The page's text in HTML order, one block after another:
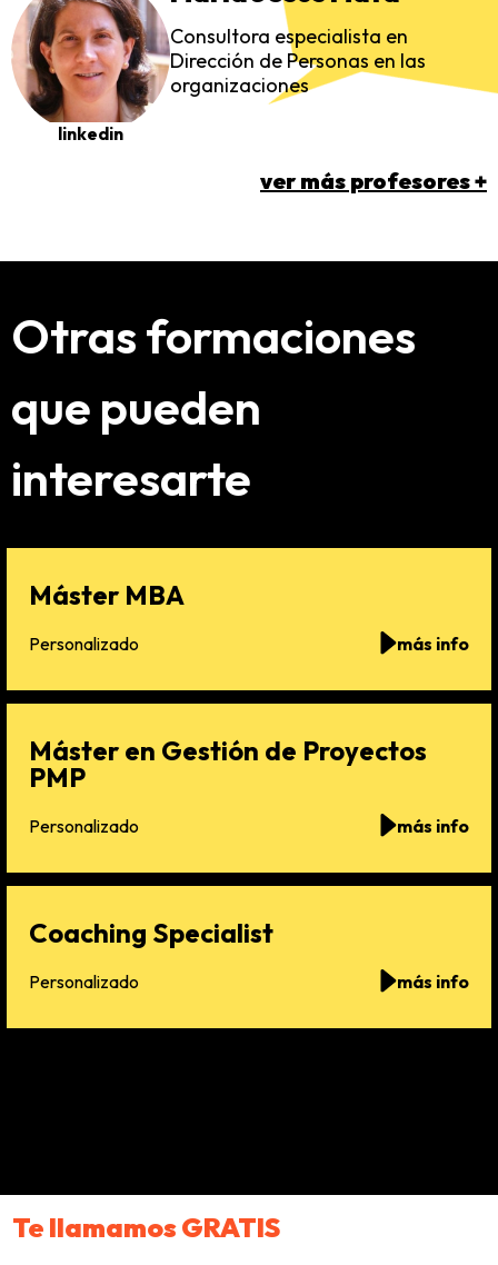
linkedin
Consultora especialista en
Dirección de Personas en las
organizaciones
ver más profesores +
Otras formaciones
que pueden
interesarte
Máster MBA
Personalizado más info
Máster en Gestión de Proyectos
PMP
Personalizado más info
Coaching Specialist
Personalizado más info
Te llamamos GRATIS